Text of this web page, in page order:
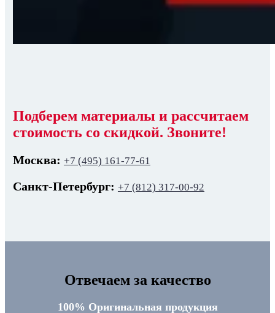
Подберем материалы и рассчитаем
стоимость со скидкой. Звоните!
Москва: +7 (495) 161-77-61
Санкт-Петербург: +7 (812) 317-00-92
Отвечаем за качество
100% Оригинальная продукция